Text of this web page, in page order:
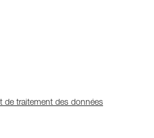
de traitement des données